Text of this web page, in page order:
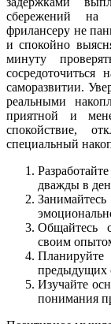
сбережений на
фрилансеру не
и спокойно
минуту
саморазвитии.
реальными
приятной и
спокойствие,
специальный
дважды в
Общайтесь
своим
Планируйте
предыдущих
Изучайте
понимания